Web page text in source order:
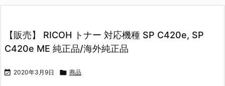
【販売】 RICOH トナー 対応機種 SP C420e, SP
C420e ME 純正品/海外純正品
 2020年3月9日  商品